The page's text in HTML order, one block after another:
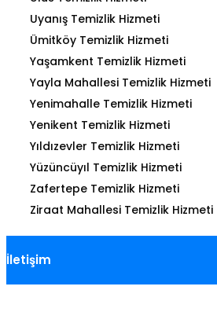
Uyanış Temizlik Hizmeti
Ümitköy Temizlik Hizmeti
Yaşamkent Temizlik Hizmeti
Yayla Mahallesi Temizlik Hizmeti
Yenimahalle Temizlik Hizmeti
Yenikent Temizlik Hizmeti
Yıldızevler Temizlik Hizmeti
Yüzüncüyıl Temizlik Hizmeti
Zafertepe Temizlik Hizmeti
Ziraat Mahallesi Temizlik Hizmeti
İletişim